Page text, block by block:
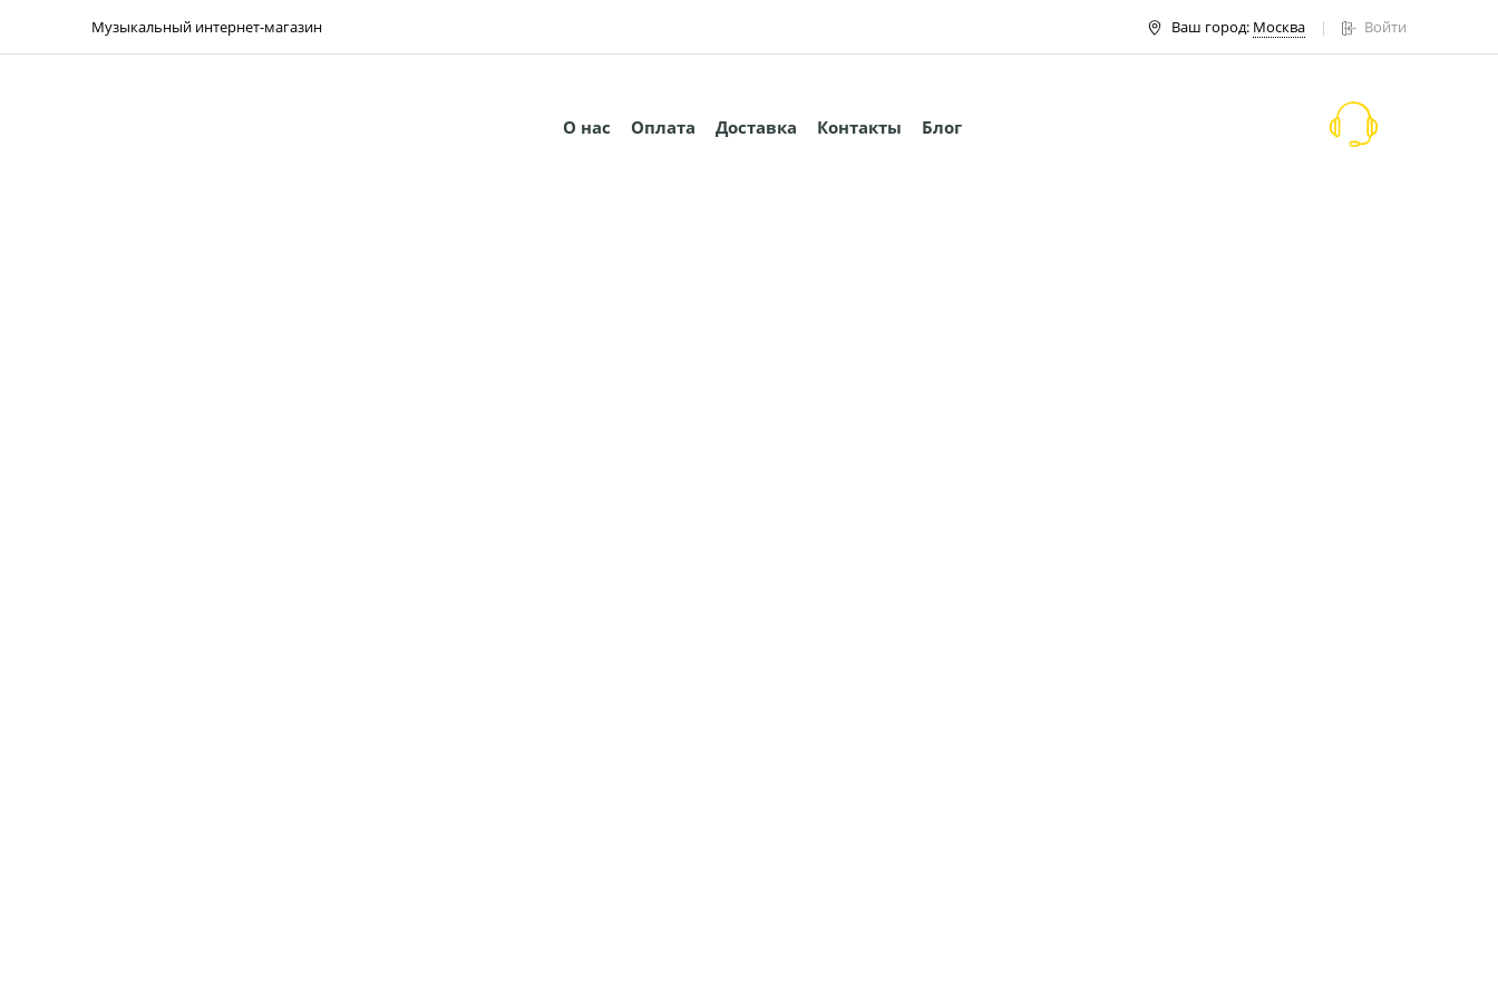
Музыкальный интернет-магазин Ваш город: Москва Войти
О нас Оплата Доставка Контакты Блог